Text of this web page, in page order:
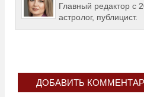
Главный редактор с
астролог, публицист.
ДОБАВИТЬ